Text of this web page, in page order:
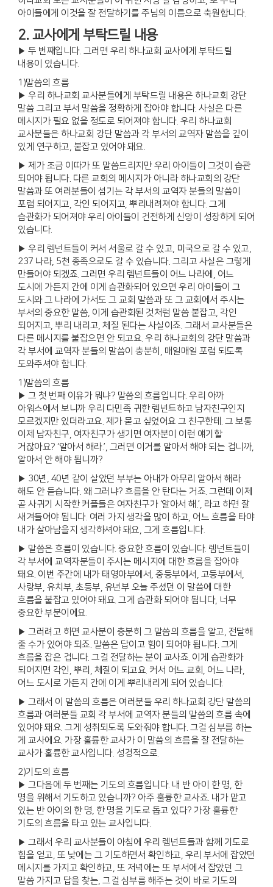
아이들에게 이것을 잘 전달하기를 주님의 이름으로 축원합니다.
2. 교사에게 부탁드릴 내용
▶ 두 번째입니다. 그러면 우리 하나교회 교사에게 부탁드릴
내용이 있습니다.
1)말씀의 흐름
▶ 우리 하나교회 교사분들에게 부탁드릴 내용은 하나교회 강단
말씀 그리고 부서 말씀을 정확하게 잡아야 합니다. 사실은 다른
메시지가 필요 없을 정도로 되어져야 합니다. 우리 하나교회
교사분들은 하나교회 강단 말씀과 각 부서의 교역자 말씀을 깊이
있게 연구하고, 붙잡고 있어야 돼요.
▶ 제가 조금 이따가 또 말씀드리지만 우리 아이들이 그것이 습관
되어야 됩니다. 다른 교회의 메시지가 아니라 하나교회의 강단
말씀과 또 여러분들이 섬기는 각 부서의 교역자 분들의 말씀이
포럼 되어지고, 각인 되어지고, 뿌리내려져야 합니다. 그게
습관화가 되어져야 우리 아이들이 건전하게 신앙이 성장하게 되어
있습니다.
▶ 우리 렘넌트들이 커서 서울로 갈 수 있고, 미국으로 갈 수 있고,
237 나라, 5천 종족으로도 갈 수 있습니다. 그리고 사실은 그렇게
만들어야 되겠죠. 그러면 우리 렘넌트들이 어느 나라에, 어느
도시에 가든지 간에 이게 습관화되어 있으면 우리 아이들이 그
도시와 그 나라에 가서도 그 교회 말씀과 또 그 교회에서 주시는
부서의 중요한 말씀, 이게 습관화된 것처럼 말씀 붙잡고, 각인
되어지고, 뿌리 내리고, 체질 된다는 사실이죠. 그래서 교사분들은
다른 메시지를 붙잡으면 안 되고요. 우리 하나교회의 강단 말씀과
각 부서에 교역자 분들의 말씀이 충분히, 매일매일 포럼 되도록
도와주셔야 합니다.
1)말씀의 흐름
▶ 그 첫 번째 이유가 뭐냐? 말씀의 흐름입니다. 우리 아까
아워스에서 보니까 우리 다민족 귀한 렘넌트하고 남자친구인지
모르겠지만 있더라고요. 제가 묻고 싶었어요 그 친구한테. 그 보통
이제 남자친구, 여자친구가 생기면 여자분이 이런 얘기할
거잖아요? ‘알아서 해라.’, 그러면 이거를 알아서 해야 되는 겁니까,
알아서 안 해야 됩니까?
▶ 30년, 40년 같이 살았던 부부는 아내가 아무리 알아서 해라
해도 안 듣습니다. 왜 그러냐? 흐름을 안 탄다는 거죠. 그런데 이제
곧 사귀기 시작한 커플들은 여자친구가 ‘알아서 해.’, 라고 하면 잘
새겨들어야 됩니다. 여러 가지 생각을 많이 하고, 어느 흐름을 타야
내가 살아남을지 생각하셔야 돼요, 그게 흐름입니다.
▶ 말씀은 흐름이 있습니다. 중요한 흐름이 있습니다. 렘넌트들이
각 부서에 교역자분들이 주시는 메시지에 대한 흐름을 잡아야
돼요. 이번 주간에 내가 태영아부에서, 중등부에서, 고등부에서,
사랑부, 유치부, 초등부, 유년부 오늘 주셨던 이 말씀에 대한
흐름을 붙잡고 있어야 돼요. 그게 습관화 되어야 됩니다, 너무
중요한 부분이에요.
▶ 그러려고 하면 교사분이 충분히 그 말씀의 흐름을 알고, 전달해
줄 수가 있어야 되죠. 말씀은 답이고 힘이 되어야 됩니다. 그게
흐름을 잡은 겁니다. 그걸 전달하는 분이 교사죠. 이게 습관화가
되어지면 각인, 뿌리, 체질이 되고요. 커서 어느 교회, 어느 나라,
어느 도시로 가든지 간에 이게 뿌리내리게 되어 있습니다.
▶ 그래서 이 말씀의 흐름은 여러분들 우리 하나교회 강단 말씀의
흐름과 여러분들 교회 각 부서에 교역자 분들의 말씀의 흐름 속에
있어야 돼요. 그게 성취되도록 도와줘야 합니다. 그걸 심부름 하는
게 교사에요. 가장 훌륭한 교사가 이 말씀의 흐름을 잘 전달하는
교사가 훌륭한 교사입니다. 성경적으로.
2)기도의 흐름
▶ 그다음에 두 번째는 기도의 흐름입니다. 내 반 아이 한 명, 한
명을 위해서 기도하고 있습니까? 아주 훌륭한 교사죠. 내가 맡고
있는 반 아이의 한 명, 한 명을 기도로 돕고 있다? 가장 훌륭한
기도의 흐름을 타고 있는 교사입니다.
▶ 그래서 우리 교사분들이 아침에 우리 렘넌트들과 함께 기도로
힘을 얻고, 또 낮에는 그 기도하면서 확인하고, 우리 부서에 잡았던
메시지를 가지고 확인하고, 또 저녁에는 또 부서에서 잡았던 그
말씀 가지고 답을 찾는, 그걸 심부름 해주는 것이 바로 기도의